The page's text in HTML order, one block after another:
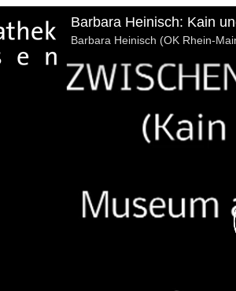
Barbara Heinisch: Kain
Barbara Heinisch (OK Rhein-